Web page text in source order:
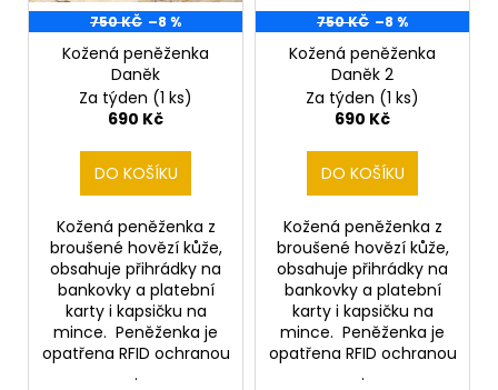
750 KČ –8 %
Kožená peněženka
Daněk
Za týden (1 ks)
690 Kč
DO KOŠÍKU
Kožená peněženka z
broušené hovězí kůže,
obsahuje přihrádky na
bankovky a platební
karty i kapsičku na
mince. Peněženka je
opatřena RFID ochranou
.
750 KČ –8 %
Kožená peněženka
Daněk 2
Za týden (1 ks)
690 Kč
DO KOŠÍKU
Kožená peněženka z
broušené hovězí kůže,
obsahuje přihrádky na
bankovky a platební
karty i kapsičku na
mince. Peněženka je
opatřena RFID ochranou
.